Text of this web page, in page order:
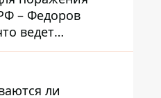
– Федоров
ведет
с Илоном
ли